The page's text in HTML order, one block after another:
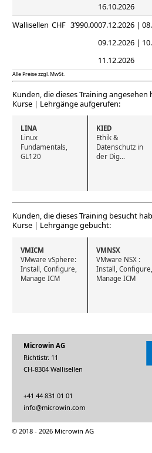
16.10.2026
Wallisellen CHF 3’990.0007.12.2026 |
09.12.2026 |
11.12.2026
Alle Preise zzgl. MwSt.
Kunden, die dieses Training
Kurse | Lehrgänge aufgerufen:
LINA
Linux
Fundamentals,
GL120
KIED
Ethik &
Datenschutz in
der Dig...
Kunden, die dieses Training besucht
Kurse | Lehrgänge gebucht:
VMICM
VMware vSphere:
Install, Configure,
Manage ICM
VMNSX
VMware NSX :
Install, Configure,
Manage ICM
Microwin AG
Richtistr. 11
CH-8304 Wallisellen
+41 44 831 01 01
info@microwin.com
© 2018 - 2026 Microwin AG